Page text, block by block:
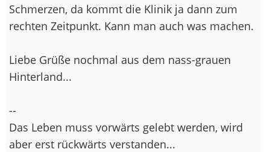
Schmerzen, da kommt die Klinik ja dann zum
rechten Zeitpunkt. Kann man auch was machen.
Liebe Grüße nochmal aus dem nass-grauen
Hinterland...
--
Das Leben muss vorwärts gelebt werden, wird
aber erst rückwärts verstanden...